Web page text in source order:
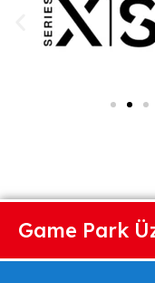
Game Park